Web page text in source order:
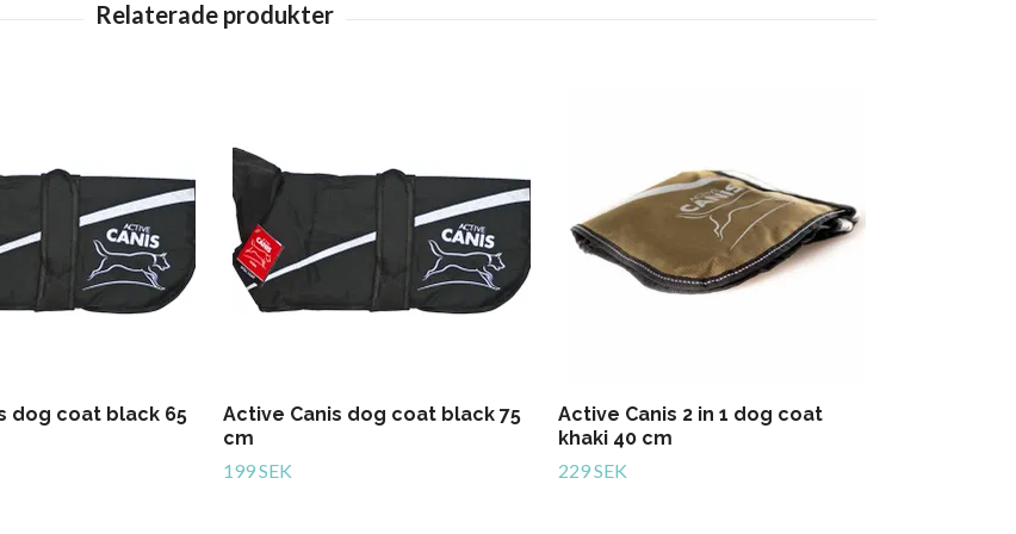
dog coat black 65
Active Canis dog coat black 75
cm
199 SEK
Active Canis 2 in 1 dog coat
khaki 40 cm
229 SEK